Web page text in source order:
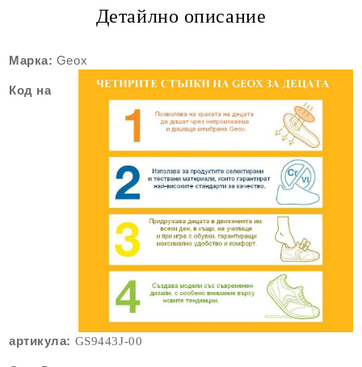
Детайлно описание
Марка: Geox
Код на
артикула: GS9443J-00